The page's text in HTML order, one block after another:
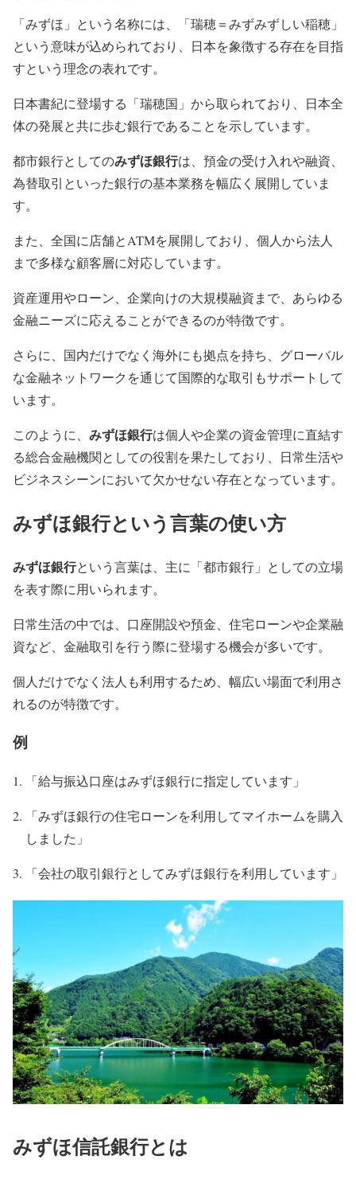
「みずほ」という名称には、「瑞穂＝みずみずしい稲穂」
という意味が込められており、日本を象徴する存在を目指
すという理念の表れです。
日本書紀に登場する「瑞穂国」から取られており、日本全
体の発展と共に歩む銀行であることを示しています。
都市銀行としてのみずほ銀行は、預金の受け入れや融資、
為替取引といった銀行の基本業務を幅広く展開していま
す。
また、全国に店舗とATMを展開しており、個人から法人
まで多様な顧客層に対応しています。
資産運用やローン、企業向けの大規模融資まで、あらゆる
金融ニーズに応えることができるのが特徴です。
さらに、国内だけでなく海外にも拠点を持ち、グローバル
な金融ネットワークを通じて国際的な取引もサポートして
います。
このように、 みずほ銀行は個人や企業の資金管理に直結す
る総合金融機関としての役割を果たしており、日常生活や
ビジネスシーンにおいて欠かせない存在となっています。
みずほ銀行という言葉の使い方
みずほ銀行という言葉は、主に「都市銀行」としての立場
を表す際に用いられます。
日常生活の中では、口座開設や預金、住宅ローンや企業融
資など、金融取引を行う際に登場する機会が多いです。
個人だけでなく法人も利用するため、幅広い場面で利用さ
れるのが特徴です。
例
「給与振込口座はみずほ銀行に指定しています」
「みずほ銀行の住宅ローンを利用してマイホームを購入
しました」
「会社の取引銀行としてみずほ銀行を利用しています」
みずほ信託銀行とは